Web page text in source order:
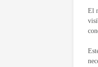
El